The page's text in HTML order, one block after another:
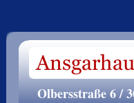
Olbersstraße 6 /